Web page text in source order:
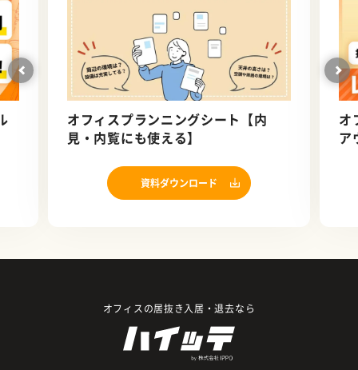
オフィスプランニングシート【内
見・内覧にも使える】
資料ダウンロード
オ
ア
オフィスの居抜き入居・退去なら